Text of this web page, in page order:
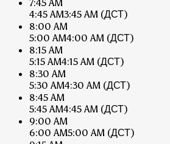
7:45 AM
4:45 AM3:45 AM (ДСТ)
8:00 AM
5:00 AM4:00 AM (ДСТ)
8:15 AM
5:15 AM4:15 AM (ДСТ)
8:30 AM
5:30 AM4:30 AM (ДСТ)
8:45 AM
5:45 AM4:45 AM (ДСТ)
9:00 AM
6:00 AM5:00 AM (ДСТ)